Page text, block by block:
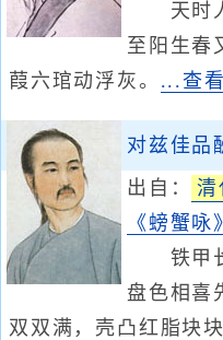
天时人
至阳生春
葭六琯动浮灰。 ...查
对兹佳品
出自： 清
《螃蟹咏》
铁甲长
盘色相喜
双双满，壳凸红脂块块